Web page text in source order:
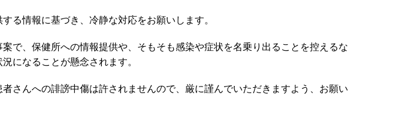
る情報に基づき、冷静な対応をお願いします。
で、保健所への情報提供や、そもそも感染や症状を名乗り出ることを控えるな
になることが懸念されます。
さんへの誹謗中傷は許されませんので、厳に謹んでいただきますよう、お願い